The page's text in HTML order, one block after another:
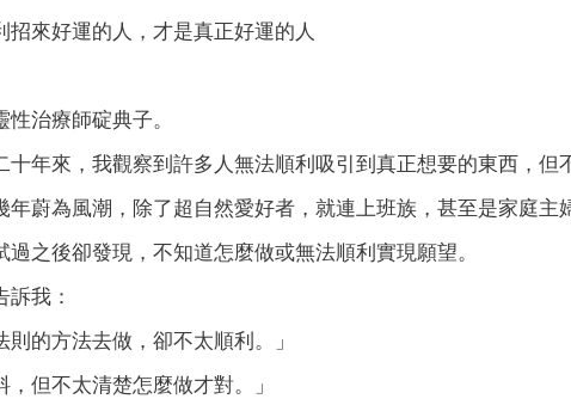
招來好運的人，才是真正好運的人
治療師碇典子。
十年來，我觀察到許多人無法順利吸引到真正想要的東西，但
年蔚為風潮，除了超自然愛好者，就連上班族，甚至是家庭主
過之後卻發現，不知道怎麼做或無法順利實現願望。
訴我：
則的方法去做，卻不太順利。」
，但不太清楚怎麼做才對。」